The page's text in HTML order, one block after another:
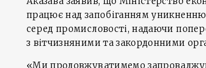
працює над запобіганням
серед промисловості, надаючи
з вітчизняними та закордонними
«Ми продовжуватимемо